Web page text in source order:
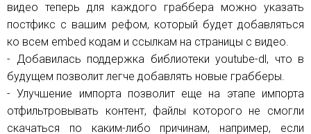
видео теперь для каждого граббера можно указать
постфикс с вашим рефом, который будет добавляться
ко всем embed кодам и ссылкам на страницы с видео.
- Добавилась поддержка библиотеки youtube-dl, что в
будущем позволит легче добавлять новые грабберы.
- Улучшение импорта позволит еще на этапе импорта
отфильтровывать контент, файлы которого не смогли
скачаться по каким-либо причинам, например, если